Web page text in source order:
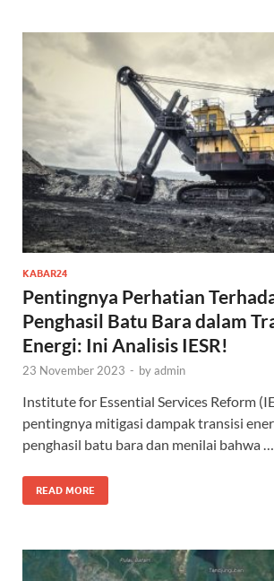
KABAR24
Pentingnya Perhatian
Penghasil Batu Bara dalam
Energi: Ini Analisis IESR!
23 November 2023 - byadmin
Institute for Essential Services Reform
pentingnya mitigasi dampak transisi
penghasil batu bara dan menilai bahwa …
READ MORE